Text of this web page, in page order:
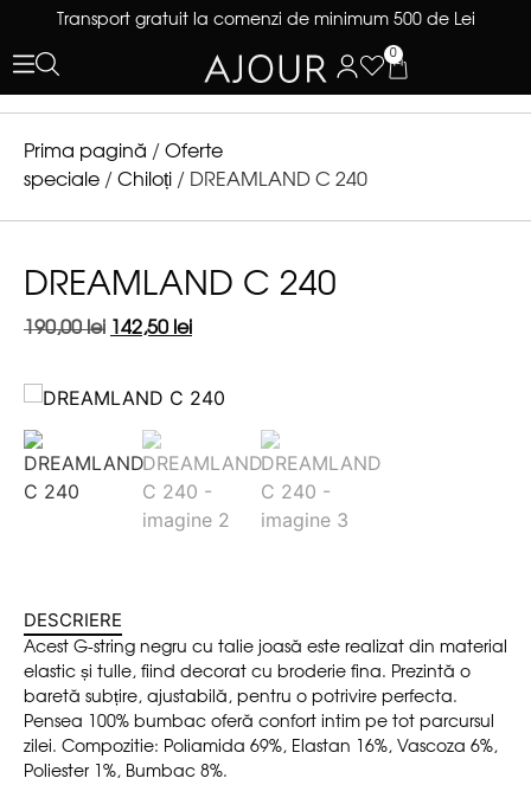
Transport gratuit la comenzi de minimum 500 de Lei
0
Prima pagină / Oferte
speciale / Chiloți / DREAMLAND C 240
DREAMLAND C 240
190,00lei 142,50 lei
DESCRIERE
Acest G-string negru cu talie joasă este realizat din material
elastic și tulle, fiind decorat cu broderie fina. Prezintă o
baretă subțire, ajustabilă, pentru o potrivire perfecta.
Pensea 100% bumbac oferă confort intim pe tot parcursul
zilei. Compozitie: Poliamida 69%, Elastan 16%, Vascoza 6%,
Poliester 1%, Bumbac 8%.